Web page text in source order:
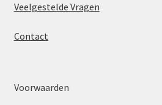
Veelgestelde Vragen
Contact
Voorwaarden